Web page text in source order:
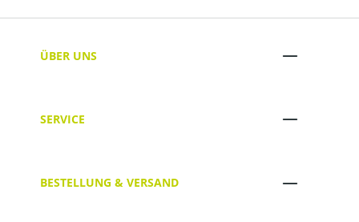
ÜBER UNS
SERVICE
BESTELLUNG & VERSAND